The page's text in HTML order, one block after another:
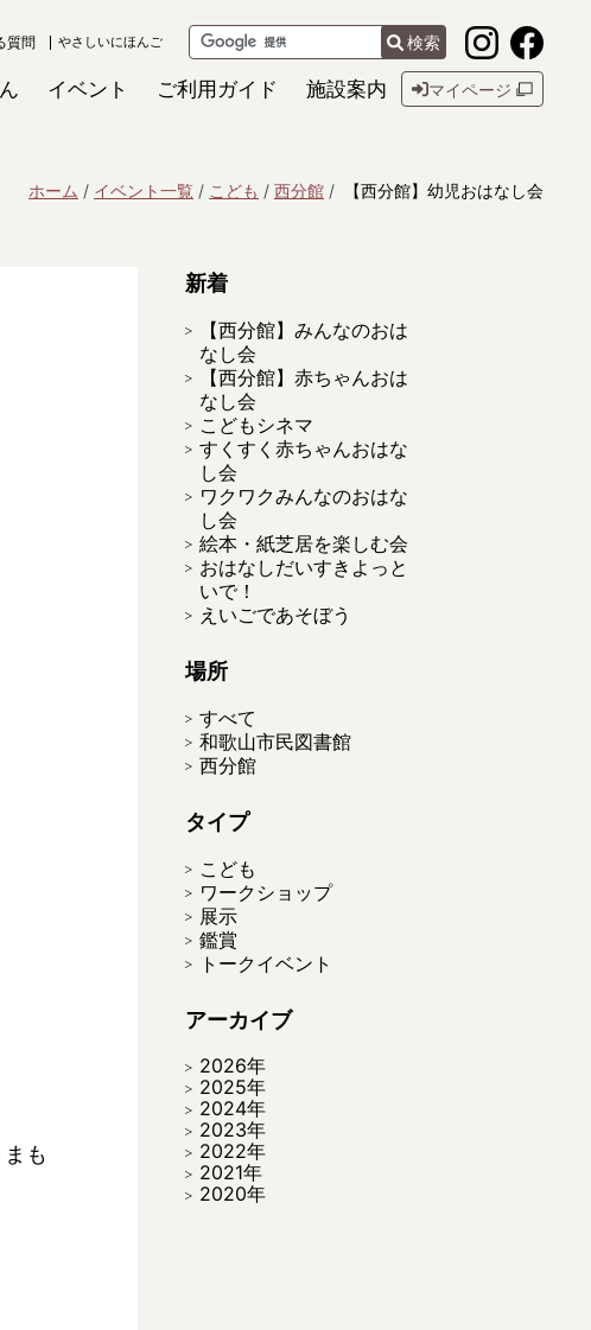
質問 やさしいにほんご 検索
イベント ご利用ガイド 施設案内 マイページ
ホーム イベント一覧 こども 西分館 【西分館】幼児おはなし会
も
新着
【西分館】みんなのおは
なし会
【西分館】赤ちゃんおは
なし会
こどもシネマ
すくすく赤ちゃんおはな
し会
ワクワクみんなのおはな
し会
絵本・紙芝居を楽しむ会
おはなしだいすきよっと
いで！
えいごであそぼう
場所
すべて
和歌山市民図書館
西分館
タイプ
こども
ワークショップ
展示
鑑賞
トークイベント
アーカイブ
2026年
2025年
2024年
2023年
2022年
2021年
2020年